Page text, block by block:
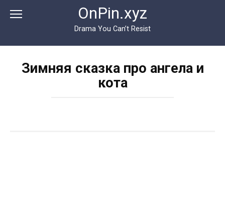
OnPin.xyz
Drama You Can’t Resist
Зимняя сказка про ангела и
кота